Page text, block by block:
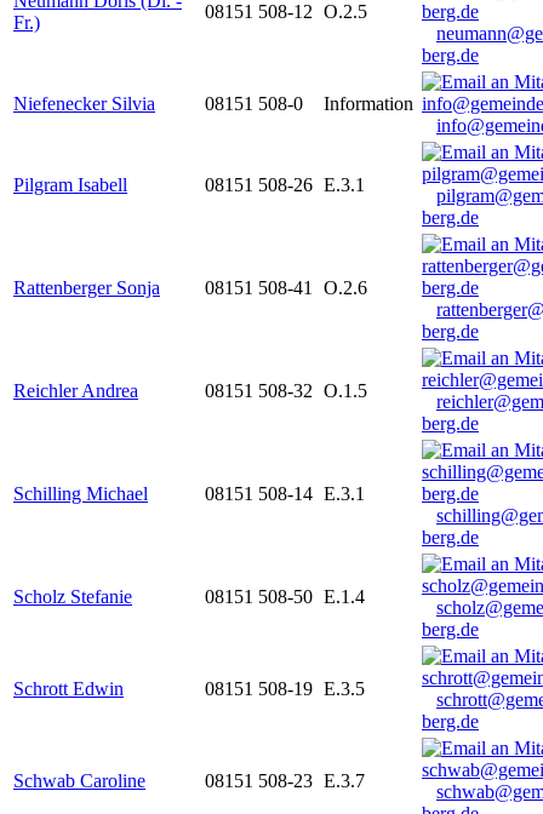
Fr.)
08151 508-12 O.2.5
berg.de
Niefenecker Silvia 08151 508-0
Information
Pilgram Isabell 08151 508-26 E.3.1
berg.de
Rattenberger Sonja 08151 508-41
O.2.6
berg.de
Reichler Andrea 08151 508-32 O.1.5
berg.de
Schilling Michael 08151 508-14 E.3.1
berg.de
Scholz Stefanie 08151 508-50 E.1.4
berg.de
Schrott Edwin 08151 508-19 E.3.5
berg.de
Schwab Caroline 08151 508-23 E.3.7